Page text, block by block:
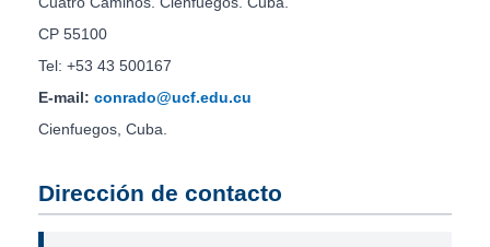
CP 55100
Tel: +53 43 500167
E-mail: conrado@ucf.edu.cu
Cienfuegos, Cuba.
Dirección de contacto